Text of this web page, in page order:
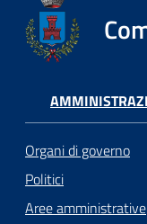
Organi di governo
Politici
Aree amministrative